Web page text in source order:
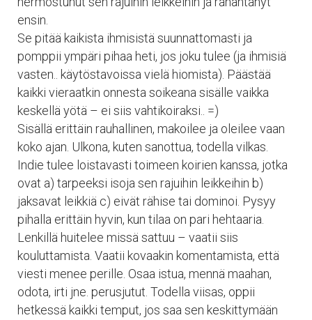
ensin.
Se pitää kaikista ihmisistä suunnattomasti ja
pomppii ympäri pihaa heti, jos joku tulee (ja ihmisiä
vasten.. käytöstavoissa vielä hiomista). Päästää
kaikki vieraatkin onnesta soikeana sisälle vaikka
keskellä yötä – ei siis vahtikoiraksi.. =)
Sisällä erittäin rauhallinen, makoilee ja oleilee vaan
koko ajan. Ulkona, kuten sanottua, todella vilkas.
Indie tulee loistavasti toimeen koirien kanssa, jotka
ovat a) tarpeeksi isoja sen rajuihin leikkeihin b)
jaksavat leikkiä c) eivät rähise tai dominoi. Pysyy
pihalla erittäin hyvin, kun tilaa on pari hehtaaria.
Lenkillä huitelee missä sattuu – vaatii siis
kouluttamista. Vaatii kovaakin komentamista, että
viesti menee perille. Osaa istua, mennä maahan,
odota, irti jne. perusjutut. Todella viisas, oppii
hetkessä kaikki temput, jos saa sen keskittymään